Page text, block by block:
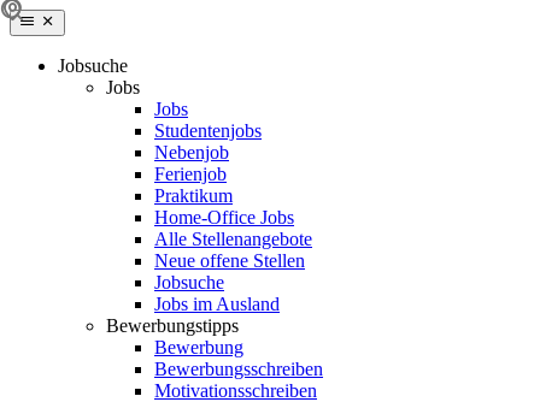
Jobsuche
Jobs
Jobs
Studentenjobs
Nebenjob
Ferienjob
Praktikum
Home-Office Jobs
Alle Stellenangebote
Neue offene Stellen
Jobsuche
Jobs im Ausland
Bewerbungstipps
Bewerbung
Bewerbungsschreiben
Motivationsschreiben